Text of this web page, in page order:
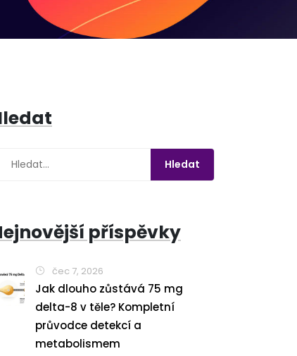
příspěvky
čec 7, 2026
Jak dlouho zůstává 75 mg
delta-8 v těle? Kompletní
průvodce detekcí a
metabolismem